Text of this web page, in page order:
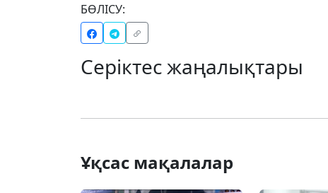
БӨЛІСУ:
Серіктес жаңалықтары
Ұқсас мақалалар